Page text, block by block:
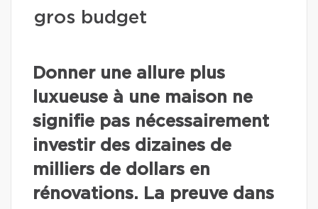
gros budget
Donner une allure plus
luxueuse à une maison ne
signifie pas nécessairement
investir des dizaines de
milliers de dollars en
rénovations. La preuve dans